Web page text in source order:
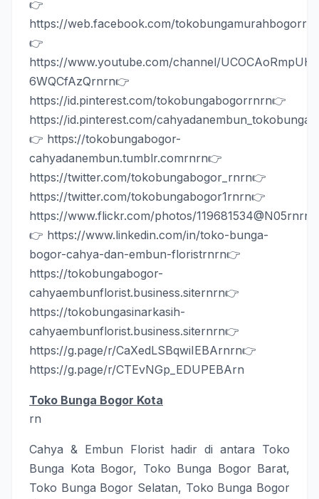
👉
https://web.facebook.com/tokobungamurahbogor
👉
https://www.youtube.com/channel/
6WQCfAzQrnrn👉
https://id.pinterest.com/tokobungabogorrnrn👉
https://id.pinterest.com/
👉 https://tokobungabogor-
cahyadanembun.tumblr.comrnrn👉
https://twitter.com/tokobungabogor_ rnrn👉
https://twitter.com/tokobungabogor1rnrn👉
https://www.flickr.com/photos/119681534@N05rnrn
👉 https://www.linkedin.com/in/toko-bunga-
bogor-cahya-dan-embun-floristrnrn👉
https://tokobungabogor-
cahyaembunflorist.business.siternrn👉
https://tokobungasinarkasih-
cahyaembunflorist.business.siternrn👉
https://g.page/r/CaXedLSBqwiIEBArnrn👉
https://g.page/r/CTEvNGp_EDUPEBArn
Toko Bunga Bogor Kota
rn
Cahya & Embun Floristhadir di antara Toko
Bunga Kota Bogor, Toko Bunga Bogor Barat,
Toko Bunga Bogor Selatan, Toko Bunga Bogor